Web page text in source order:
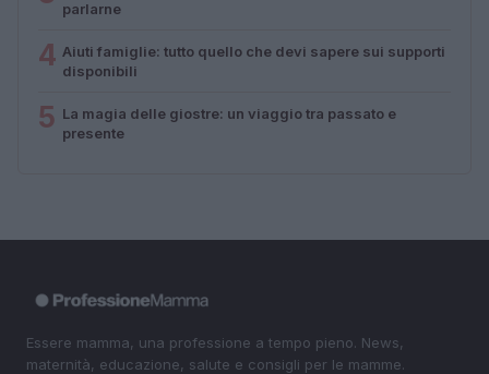
parlarne
4 Aiuti famiglie: tutto quello che devi sapere sui supporti
disponibili
5 La magia delle giostre: un viaggio tra passato e
presente
Essere mamma, una professione a tempo pieno. News,
maternità, educazione, salute e consigli per le mamme.